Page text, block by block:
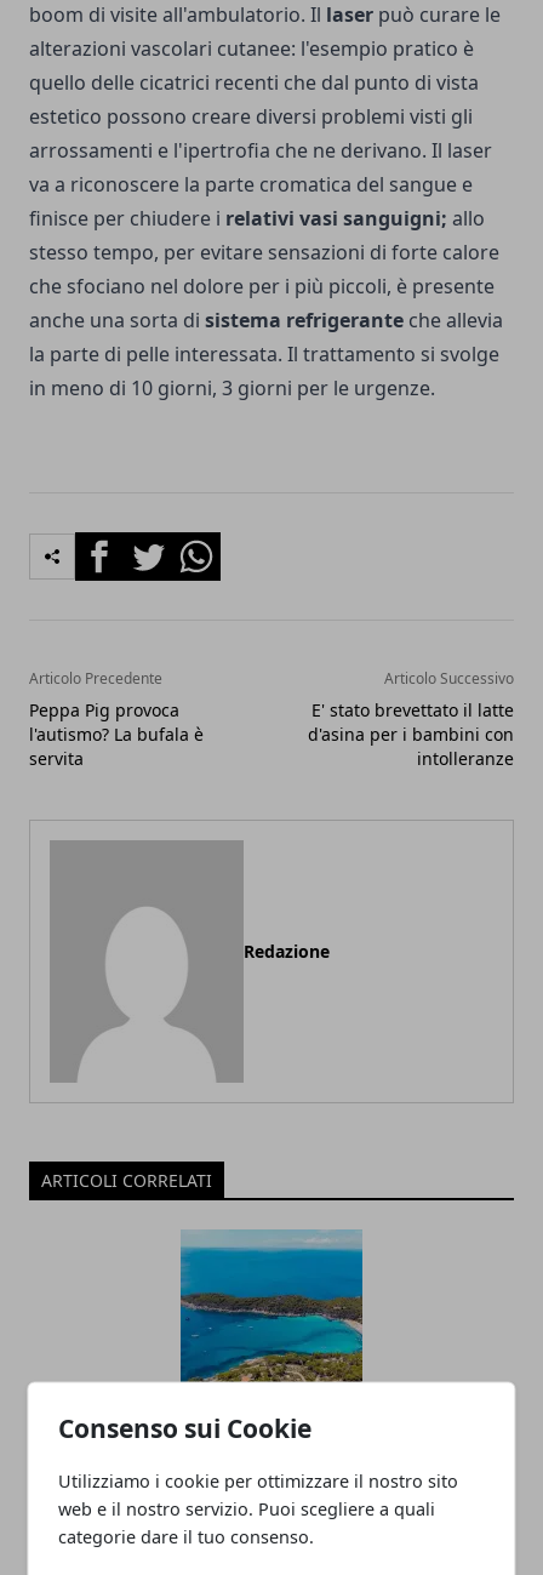
Consenso sui Cookie
Utilizziamo i cookie per ottimizzare il nostro sito
web e il nostro servizio. Puoi scegliere a quali
categorie dare il tuo consenso.
boom di visite all'ambulatorio. Il laser può curare le
alterazioni vascolari cutanee: l'esempio pratico è
quello delle cicatrici recenti che dal punto di vista
estetico possono creare diversi problemi visti gli
arrossamenti e l'ipertrofia che ne derivano. Il laser
va a riconoscere la parte cromatica del sangue e
finisce per chiudere i relativi vasi sanguigni; allo
stesso tempo, per evitare sensazioni di forte calore
che sfociano nel dolore per i più piccoli, è presente
anche una sorta di sistema refrigerante che allevia
la parte di pelle interessata. Il trattamento si svolge
in meno di 10 giorni, 3 giorni per le urgenze.
FacebookTwitterWhatsapp
Articolo Precedente
Peppa Pig provoca
l'autismo? La bufala è
servita
Articolo Successivo
E' stato brevettato il latte
d'asina per i bambini con
intolleranze
Redazione
ARTICOLI CORRELATI
Consigli pratici per una vacanza all’Isola
d’Elba
20/12/2022